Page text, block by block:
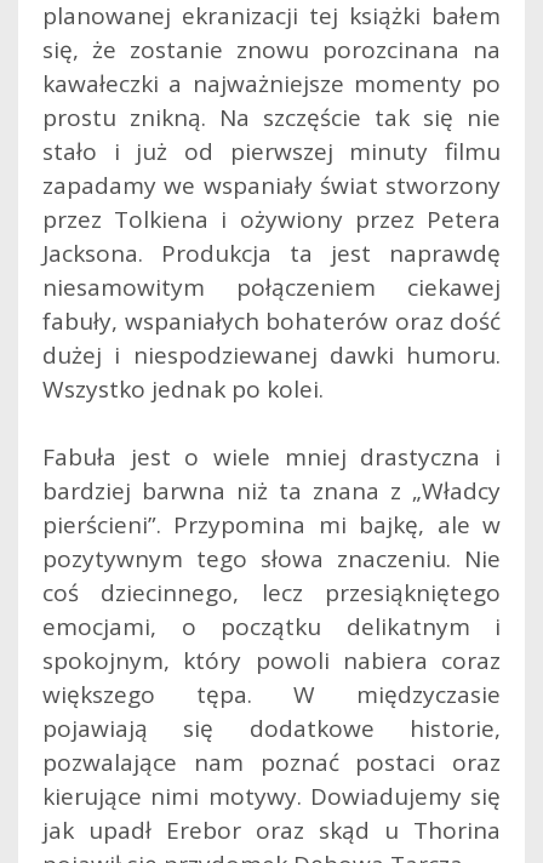
planowanej ekranizacji tej książki bałem
się, że zostanie znowu porozcinana na
kawałeczki a najważniejsze momenty po
prostu znikną. Na szczęście tak się nie
stało i już od pierwszej minuty filmu
zapadamy we wspaniały świat stworzony
przez Tolkiena i ożywiony przez Petera
Jacksona. Produkcja ta jest naprawdę
niesamowitym połączeniem ciekawej
fabuły, wspaniałych bohaterów oraz dość
dużej i niespodziewanej dawki humoru.
Wszystko jednak po kolei.
Fabuła jest o wiele mniej drastyczna i
bardziej barwna niż ta znana z „Władcy
pierścieni”. Przypomina mi bajkę, ale w
pozytywnym tego słowa znaczeniu. Nie
coś dziecinnego, lecz przesiąkniętego
emocjami, o początku delikatnym i
spokojnym, który powoli nabiera coraz
większego tępa. W międzyczasie
pojawiają się dodatkowe historie,
pozwalające nam poznać postaci oraz
kierujące nimi motywy. Dowiadujemy się
jak upadł Erebor oraz skąd u Thorina